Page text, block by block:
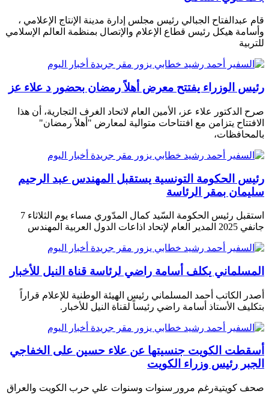
قام عبدالفتاح الجبالي رئيس مجلس إدارة مدينة الإنتاج الإعلامي ،
وأسامة هيكل رئيس قطاع الإعلام والإتصال بمنظمة العالم الإسلامي
للتربية
رئيس الوزراء يفتتح معرض أهلاً رمضان بحضور د علاء عز
صرح الدكتور علاء عز، الأمين العام لاتحاد الغرف التجارية، أن هذا
الافتتاح يتزامن مع افتتاحات متوالية لمعارض "أهلاً رمضان"
بالمحافظات،
رئيس الحكومة التونسية يستقبل المهندس عبد الرحيم
سليمان بمقر الرئاسة
استقبل رئيس الحكومة السّيد كمال المدّوري مساء يوم الثلاثاء 7
جانفي 2025 المدير العام لإتحاد اذاعات الدول العربية المهندس
المسلماني يكلف أسامة راضي لرئاسة قناة النيل للأخبار
أصدر الكاتب أحمد المسلماني رئيس الهيئة الوطنية للإعلام قراراً
بتكليف الأستاذ أسامة راضي رئيساً لقناة النيل للأخبار.
أسقطت الكويت جنسيتها عن علاء حسين على الخفاجي
الجبر رئيس وزراء الكويت
صحف كويتية رغم مرور سنوات وسنوات علي حرب الكويت والعراق